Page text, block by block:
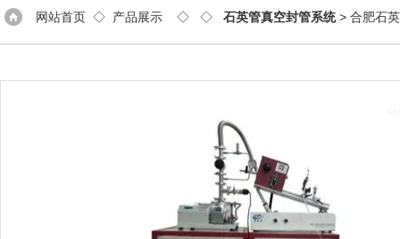
网站首页 ◇ 产品展示 ◇ ◇ 石英管真空封管系统> 合肥石